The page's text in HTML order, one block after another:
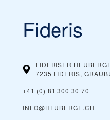
Fideris
FIDERISER
7235 FIDERIS,
+41 (0) 81 300 30 70
INFO@HEUBERGE.CH